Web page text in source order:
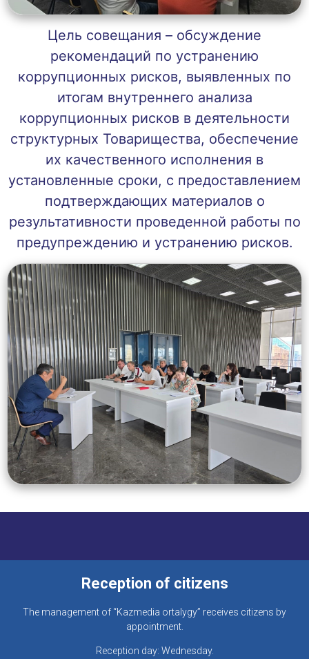
Цель совещания – обсуждение
рекомендаций по устранению
коррупционных рисков, выявленных по
итогам внутреннего анализа
коррупционных рисков в деятельности
структурных Товарищества, обеспечение
их качественного исполнения в
установленные сроки, с предоставлением
подтверждающих материалов о
результативности проведенной работы по
предупреждению и устранению рисков.
Reception of citizens
The management of “Kazmedia ortalygy” receives citizens by
appointment.
Reception day: Wednesday.